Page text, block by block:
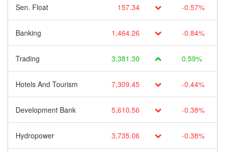
Sen. Float 157.34 -0.57%
Banking 1,464.26 -0.84%
Trading 3,381.30 0.59%
Hotels And Tourism 7,309.45 -0.44%
Development Bank 5,610.56 -0.38%
Hydropower 3,735.06 -0.38%